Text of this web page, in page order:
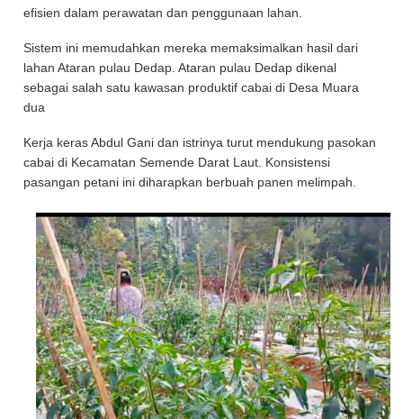
efisien dalam perawatan dan penggunaan lahan.
Sistem ini memudahkan mereka memaksimalkan hasil dari
lahan Ataran pulau Dedap. Ataran pulau Dedap dikenal
sebagai salah satu kawasan produktif cabai di Desa Muara
dua
Kerja keras Abdul Gani dan istrinya turut mendukung pasokan
cabai di Kecamatan Semende Darat Laut. Konsistensi
pasangan petani ini diharapkan berbuah panen melimpah.